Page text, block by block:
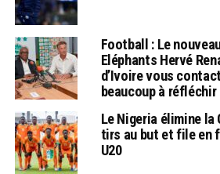
Football : Le
Eléphants Hervé
d’Ivoire vous
beaucoup à réfléchir
Le Nigeria élimine la
tirs au but et file en
U20